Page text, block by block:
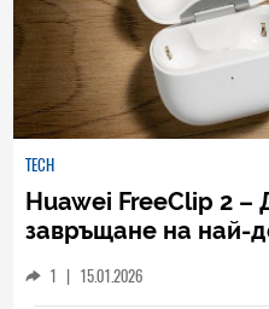
TECH
Huawei FreeClip 2 –
завръщане на най-
1 | 15.01.2026